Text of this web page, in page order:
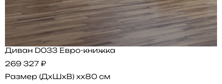
Диван D033 Евро-книжка
269 327 ₽
Размер (ДхШхВ) xx80 см